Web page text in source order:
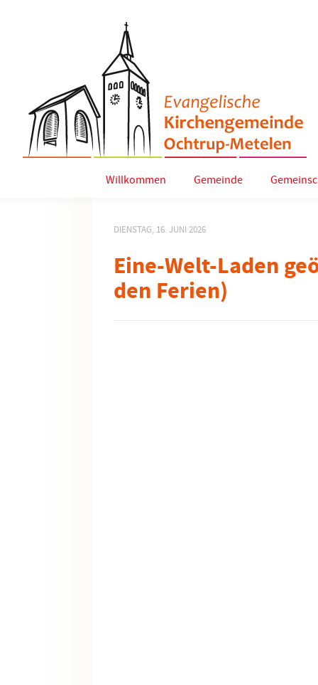
Willkommen Gemeinde
DIENSTAG, 16. JUNI 2026
Eine-Welt-Laden
den Ferien)